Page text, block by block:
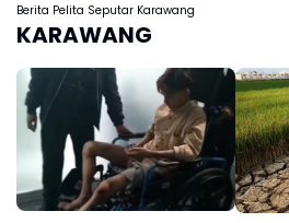
Berita Pelita Seputar Karawang
KARAWANG